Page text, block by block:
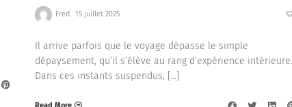
Fred 15 juillet 2025
Il arrive parfois que le voyage dépasse le simple
dépaysement, qu’il s’élève au rang d’expérience intérieure.
Dans ces instants suspendus, […]
Read More